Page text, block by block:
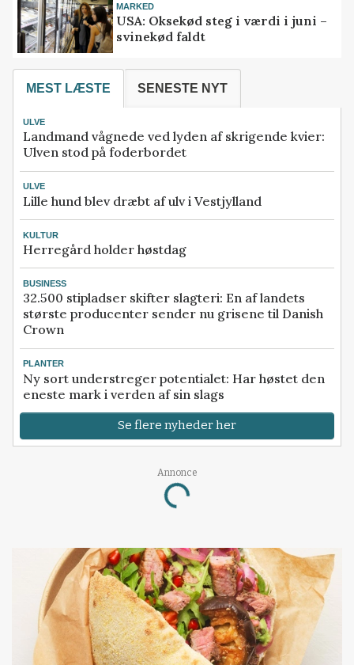
MARKED
USA: Oksekød steg i værdi i juni –
svinekød faldt
MEST LÆSTE SENESTE NYT
ULVE
Landmand vågnede ved lyden af skrigende kvier:
Ulven stod på foderbordet
ULVE
Lille hund blev dræbt af ulv i Vestjylland
KULTUR
Herregård holder høstdag
BUSINESS
32.500 stipladser skifter slagteri: En af landets
største producenter sender nu grisene til Danish
Crown
PLANTER
Ny sort understreger potentialet: Har høstet den
eneste mark i verden af sin slags
Se flere nyheder her
Annonce
Loading...